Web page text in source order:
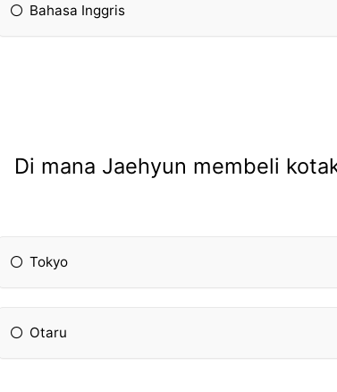
Bahasa Inggris
Di mana Jaehyun membeli
Tokyo
Otaru